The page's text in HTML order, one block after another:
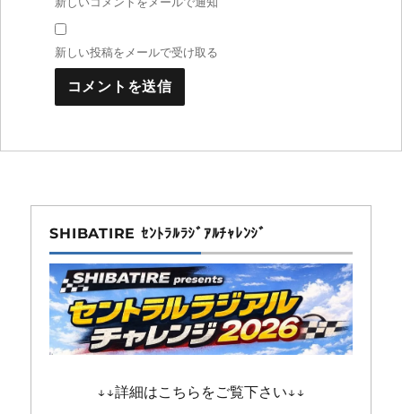
新しい投稿をメールで受け取る
SHIBATIRE ｾﾝﾄﾗﾙﾗｼﾞｱﾙﾁｬﾚﾝｼﾞ
↓↓詳細はこちらをご覧下さい↓↓